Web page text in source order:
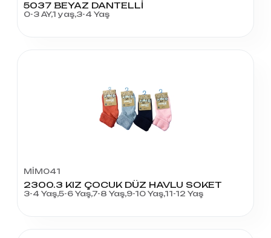
5037 BEYAZ DANTELLİ
0-3 AY,1 yaş,3-4 Yaş
MİM041
2300.3 KIZ ÇOCUK DÜZ HAVLU SOKET
3-4 Yaş,5-6 Yaş,7-8 Yaş,9-10 Yaş,11-12 Yaş